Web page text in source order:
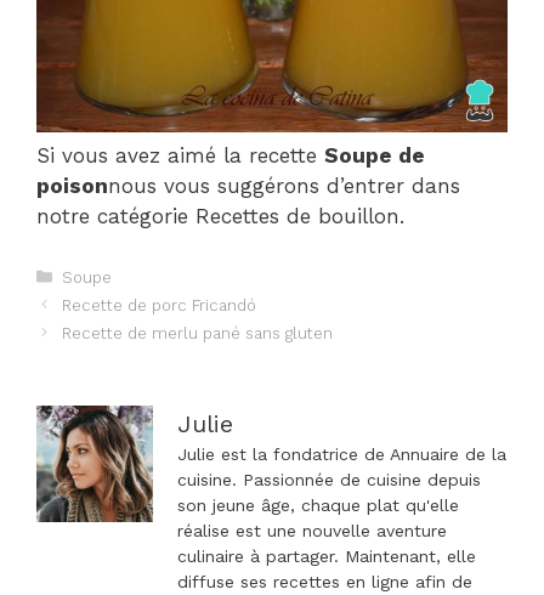
Si vous avez aimé la recette Soupe de
poisonnous vous suggérons d’entrer dans
notre catégorie Recettes de bouillon.
Catégories
Soupe
Navigation
des
Recette de porc Fricandó
Recette de merlu pané sans gluten
Julie
Julie est la fondatrice de Annuaire de la
cuisine. Passionnée de cuisine depuis
son jeune âge, chaque plat qu'elle
réalise est une nouvelle aventure
culinaire à partager. Maintenant, elle
diffuse ses recettes en ligne afin de